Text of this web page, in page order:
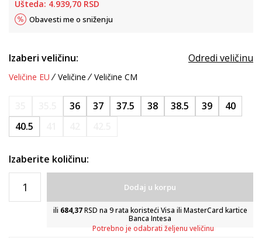
Ušteda: 4.939,70 RSD
Obavesti me o sniženju
Izaberi veličinu: Odredi veličinu
Veličine EU Veličine Veličine CM
36 37 37.5 38 38.5 39
40
40.5
Izaberite količinu:
Dodaj u korpu
ili 684,37RSD na 9 rata koristeći Visa ili MasterCard kartice
Banca Intesa
Potrebno je odabrati željenu veličinu